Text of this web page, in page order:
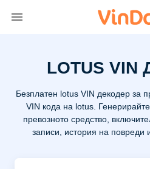
LOTUS
Безплатен lotus VIN декодер за
VIN кода на lotus.
превозното средство,
записи, история на повреди